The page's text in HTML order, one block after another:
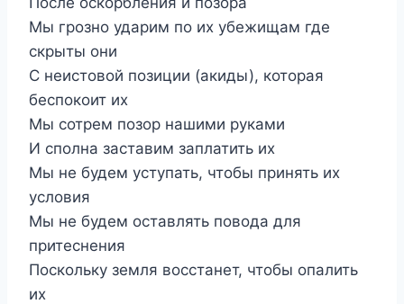
Мы грозно ударим по их убежищам где
скрыты они
С неистовой позиции (акиды), которая
беспокоит их
Мы сотрем позор нашими руками
И сполнa заставим заплатить их
Мы не будем уступать, чтобы принять их
условия
Мы не будем оставлять повода для
притеснения
Поскольку земля восстанет, чтобы опалить
их